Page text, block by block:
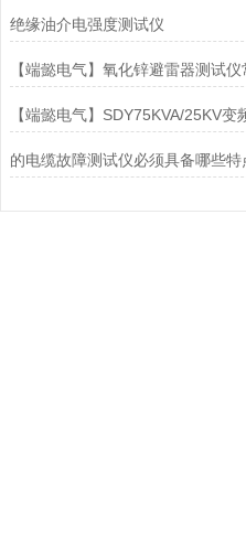
绝缘油介电强度测试仪
的电缆故障测试仪必须具备哪些特